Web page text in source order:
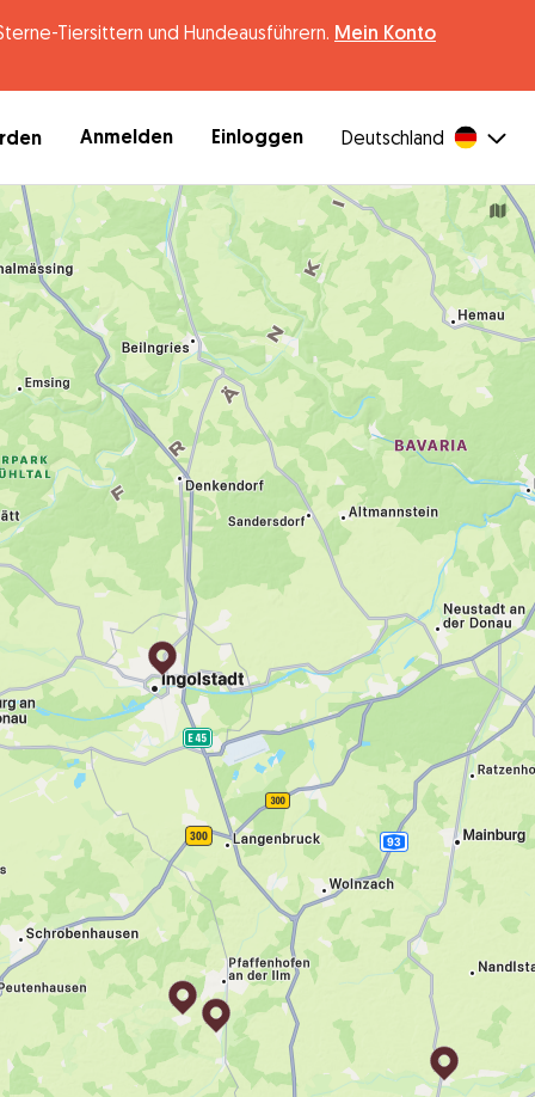
Tiersittern und Hundeausführern. Mein Konto
Anmelden Einloggen Deutschland